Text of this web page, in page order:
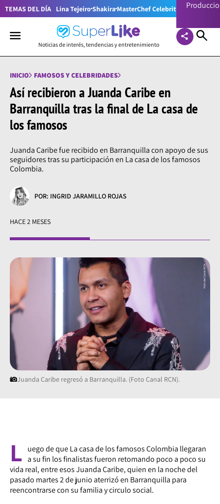
TEMAS DEL DÍA Lina TejeiroShakira MasterChef Celebrity Colombia
Noticias de interés, tendencias y entretenimiento
INICIO FAMOSOS Y CELEBRIDADES
Así recibieron a Juanda Caribe en
Barranquilla tras la final de La casa de
los famosos
Juanda Caribe fue recibido en Barranquilla con apoyo de sus
seguidores tras su participación en La casa de los famosos
Colombia.
POR: INGRID JARAMILLO ROJAS
HACE 2 MESES
Juanda Caribe regresó a Barranquilla. (Foto Canal RCN).
L
uego de que La casa de los famosos Colombia llegaran
a su fin los finalistas fueron retomando poco a poco su
vida real, entre esos Juanda Caribe, quien en la noche del
pasado martes 2 de junio aterrizó en Barranquilla para
reencontrarse con su familia y circulo social.